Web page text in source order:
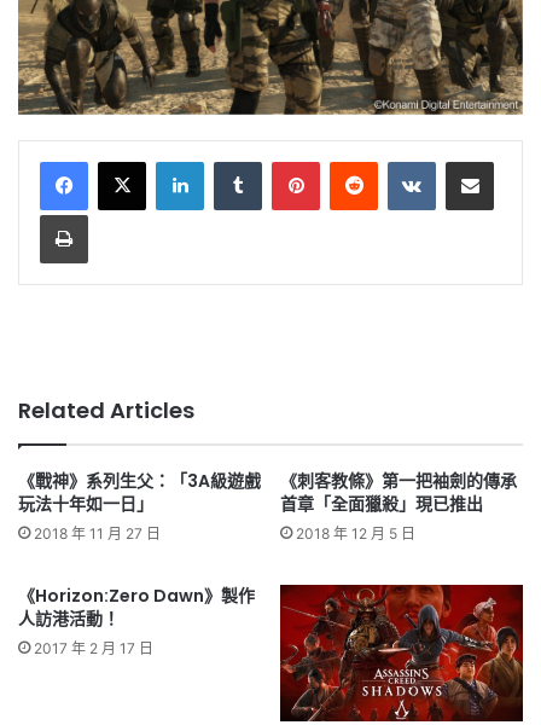
LinkedInTumblr PinterestReddit VKontakteShare via Email
Print
Related Articles
《戰神》系列生父：「3A級遊戲
玩法十年如一日」
2018 年 11 月 27 日
《刺客教條》第一把袖劍的傳承
首章「全面獵殺」現已推出
2018 年 12 月 5 日
《Horizon:Zero Dawn》製作
人訪港活動！
2017 年 2 月 17 日